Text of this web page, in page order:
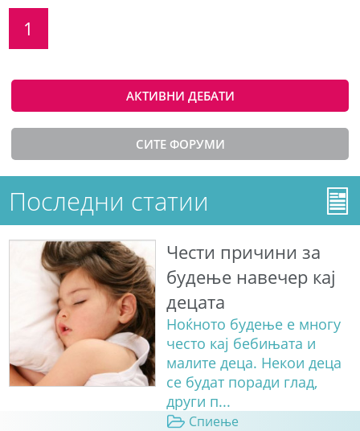
1
АКТИВНИ ДЕБАТИ
СИТЕ ФОРУМИ
Последни статии
Чести причини за
будење навечер кај
децата
Ноќното будење е многу
често кај бебињата и
малите деца. Некои деца
се будат поради глад,
други п...
Спиење